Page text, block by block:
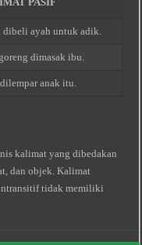
dibeli ayah untuk adik.
dimasak ibu.
anak itu.
kalimat yang dibedakan
dan objek. Kalimat
tidak memiliki